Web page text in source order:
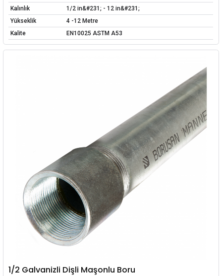
Kalınlık
1/2 in&#231; - 12 in&#231;
Yükseklik
4 -12 Metre
Kalite
EN10025 ASTM A53
1/2 Galvanizli Dişli Maşonlu Boru